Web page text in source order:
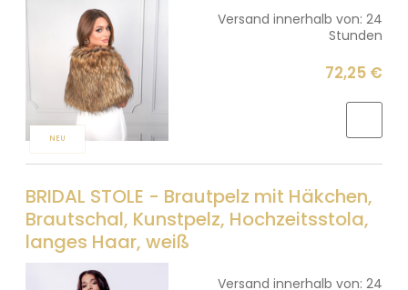
Versand innerhalb von: 24
Stunden
72,25 €
NEU
BRIDAL STOLE - Brautpelz mit Häkchen,
Brautschal, Kunstpelz, Hochzeitsstola,
langes Haar, weiß
Versand innerhalb von: 24